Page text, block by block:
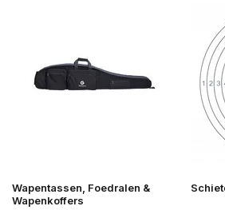
Wapentassen, Foedralen &
Wapenkoffers